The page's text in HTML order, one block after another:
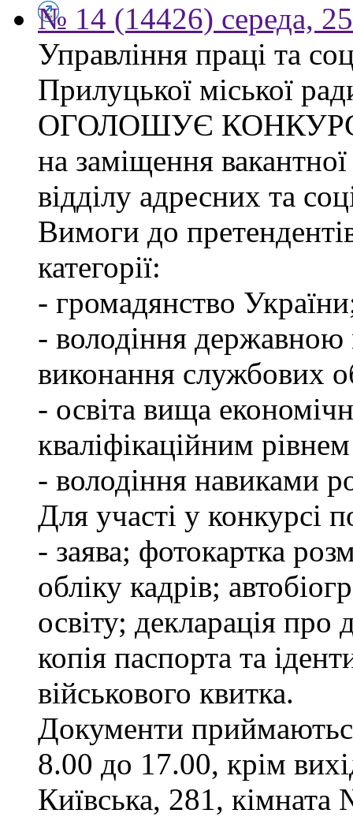
№ 14 (14426) середа,
Управління праці та
Прилуцької міської
ОГОЛОШУЄ
на заміщення вакантної
відділу адресних та
Вимоги до
категорії:
- громадянство
- володіння державною
виконання службових
- освіта вища
кваліфікаційним
- володіння навиками
Для участі у конкурсі
- заява; фотокартка
обліку кадрів;
освіту; декларація
копія паспорта та
військового квитка.
Документи
8.00 до 17.00, крім
Київська, 281,